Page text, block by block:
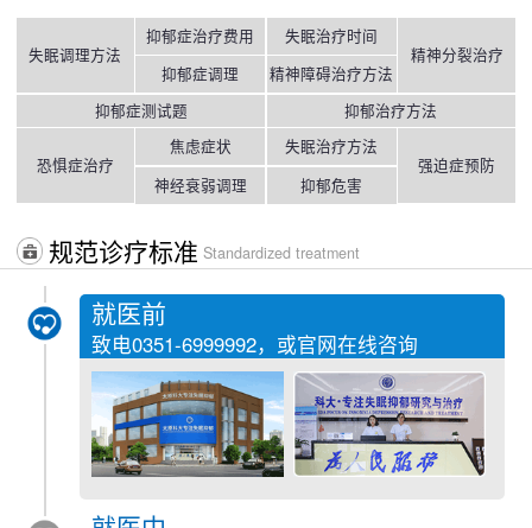
失眠调理方法
抑郁症治疗费用
抑郁症调理
失眠治疗时间
精神障碍治疗方法
精神分裂治疗
抑郁症测试题 抑郁治疗方法
恐惧症治疗
焦虑症状
神经衰弱调理
失眠治疗方法
抑郁危害
强迫症预防
规范诊疗标准 Standardized treatment
就医前
致电0351-6999992，或官网在线咨询